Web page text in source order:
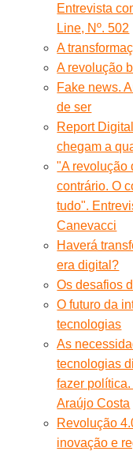
Entrevista
Line, Nº. 502
A
A revolução
Fake news.
de ser
Report
chegam a
"A revolução
contrário. O
tudo".
Canevacci
Haverá
era digital?
Os desafios
O futuro da
tecnologias
As
tecnologias
fazer
Araújo Costa
Revolução
inovação e